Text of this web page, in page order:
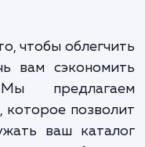
которых вы